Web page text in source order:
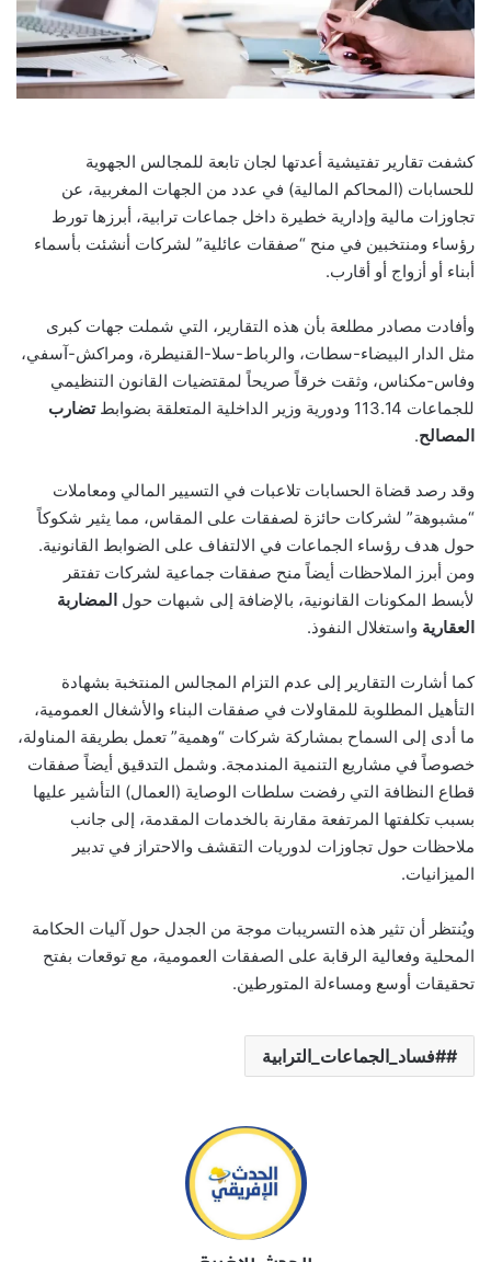
كشفت تقارير تفتيشية أعدتها لجان تابعة للمجالس الجهوية
للحسابات (المحاكم المالية) في عدد من الجهات المغربية، عن
تجاوزات مالية وإدارية خطيرة داخل جماعات ترابية، أبرزها تورط
رؤساء ومنتخبين في منح “صفقات عائلية” لشركات أنشئت بأسماء
أبناء أو أزواج أو أقارب.
وأفادت مصادر مطلعة بأن هذه التقارير، التي شملت جهات كبرى
مثل الدار البيضاء-سطات، والرباط-سلا-القنيطرة، ومراكش-آسفي،
وفاس-مكناس، وثقت خرقاً صريحاً لمقتضيات القانون التنظيمي
للجماعات 113.14 ودورية وزير الداخلية المتعلقة بضوابط
تضارب
المصالح.
وقد رصد قضاة الحسابات تلاعبات في التسيير المالي ومعاملات
“مشبوهة” لشركات حائزة لصفقات على المقاس، مما يثير شكوكاً
حول هدف رؤساء الجماعات في الالتفاف على الضوابط القانونية.
ومن أبرز الملاحظات أيضاً منح صفقات جماعية لشركات تفتقر
لأبسط المكونات القانونية، بالإضافة إلى شبهات حول المضاربة
العقارية واستغلال النفوذ.
كما أشارت التقارير إلى عدم التزام المجالس المنتخبة بشهادة
التأهيل المطلوبة للمقاولات في صفقات البناء والأشغال العمومية،
ما أدى إلى السماح بمشاركة شركات “وهمية” تعمل بطريقة المناولة،
خصوصاً في مشاريع التنمية المندمجة. وشمل التدقيق أيضاً صفقات
قطاع النظافة التي رفضت سلطات الوصاية (العمال) التأشير عليها
بسبب تكلفتها المرتفعة مقارنة بالخدمات المقدمة، إلى جانب
ملاحظات حول تجاوزات لدوريات التقشف والاحتراز في تدبير
الميزانيات.
ويُنتظر أن تثير هذه التسريبات موجة من الجدل حول آليات الحكامة
المحلية وفعالية الرقابة على الصفقات العمومية، مع توقعات بفتح
تحقيقات أوسع ومساءلة المتورطين.
#فساد_الجماعات_الترابية